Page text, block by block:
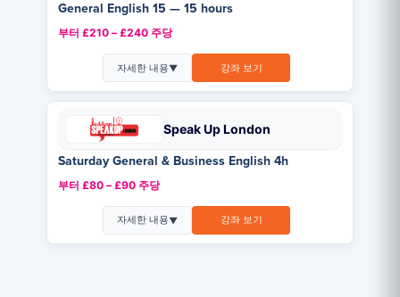
General English 15 — 15 hours
부터 £210 – £240 주당
자세한 내용▼ 강좌 보기
Speak Up London
Saturday General & Business English 4h
부터 £80 – £90 주당
자세한 내용▼ 강좌 보기